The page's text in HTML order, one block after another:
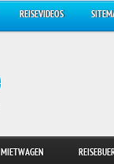
REISEVIDEOS
MIETWAGEN